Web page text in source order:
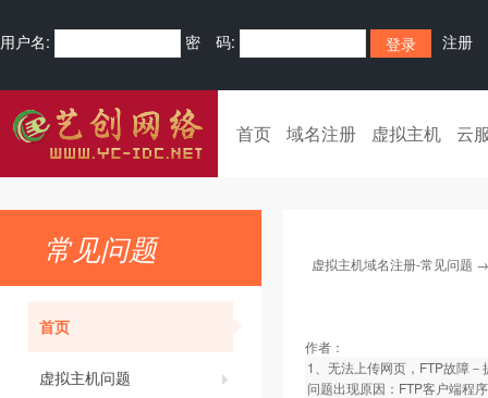
用户名: 密 码: 注册
首页 域名注册 虚拟主机 云
常见问题
首页
虚拟主机问题
虚拟主机域名注册-常见问题
作者：
1、无法上传网页，FTP故障－
问题出现原因：FTP客户端程